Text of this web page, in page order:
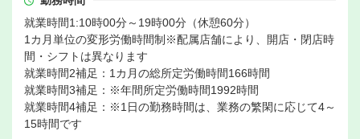
就業時間1:10時00分～19時00分（休憩60分）
1カ月単位の変形労働時間制※配属店舗により、開店・閉店時
間・シフトは異なります
就業時間2補足：1カ月の総所定労働時間166時間
就業時間3補足：※年間所定労働時間1992時間
就業時間4補足：※1日の勤務時間は、業務の繁閑に応じて4～
15時間です